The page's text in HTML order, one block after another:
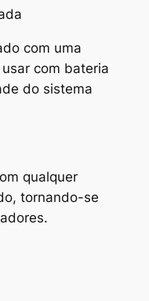
com uma
com bateria
do sistema
qualquer
tornando-se